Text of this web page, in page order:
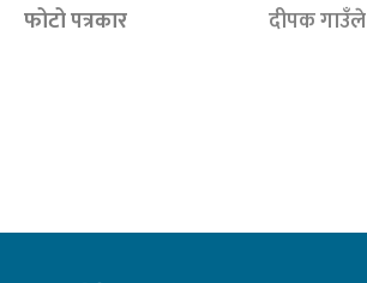
फोटो पत्रकार
दीपक गाउँले